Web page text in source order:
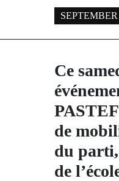
SEPTEMBER
Ce
de
du parti,
de